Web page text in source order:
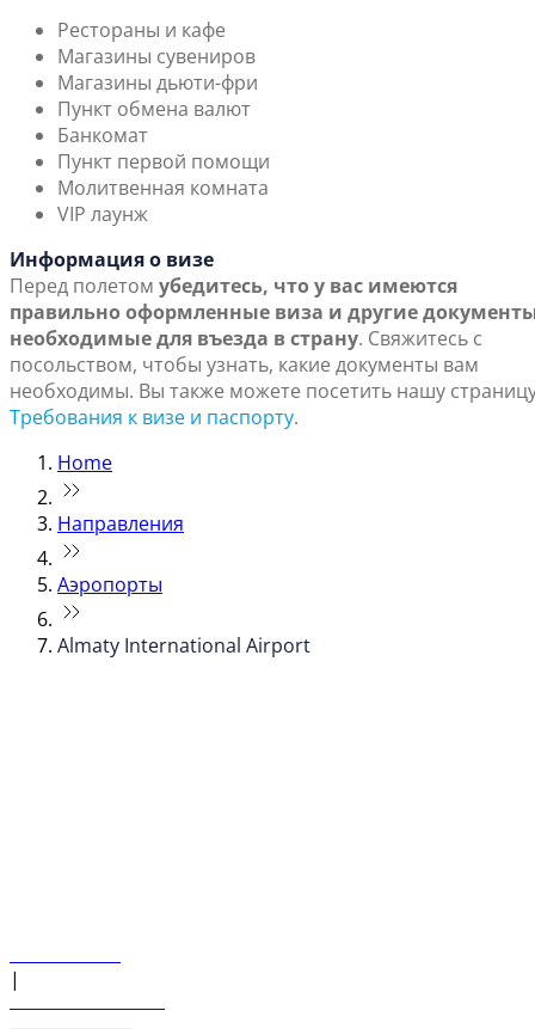
Рестораны и кафе
Магазины сувениров
Магазины дьюти-фри
Пункт обмена валют
Банкомат
Пункт первой помощи
Молитвенная комната
VIP лаунж
Информация о визе
Перед полетом убедитесь, что у вас имеются
правильно оформленные виза и другие
необходимые для въезда в страну. Свяжитесь с
посольством, чтобы узнать, какие документы вам
необходимы. Вы также можете посетить нашу
Требования к визе и паспорту.
Home
Направления
Аэропорты
Almaty International Airport
|